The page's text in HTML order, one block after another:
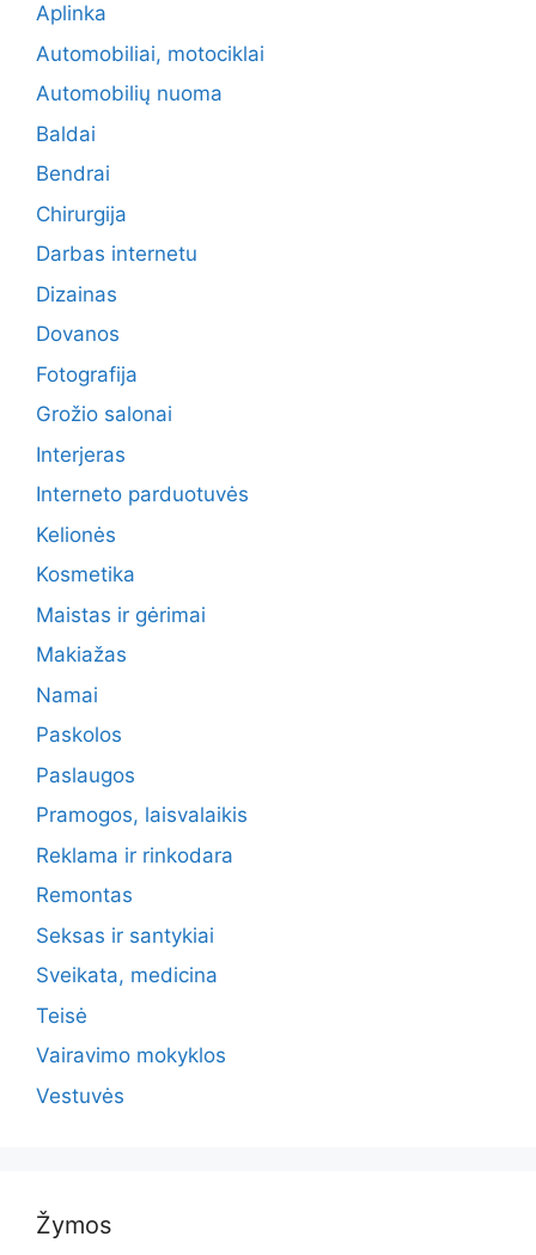
Aplinka
Automobiliai, motociklai
Automobilių nuoma
Baldai
Bendrai
Chirurgija
Darbas internetu
Dizainas
Dovanos
Fotografija
Grožio salonai
Interjeras
Interneto parduotuvės
Kelionės
Kosmetika
Maistas ir gėrimai
Makiažas
Namai
Paskolos
Paslaugos
Pramogos, laisvalaikis
Reklama ir rinkodara
Remontas
Seksas ir santykiai
Sveikata, medicina
Teisė
Vairavimo mokyklos
Vestuvės
Žymos